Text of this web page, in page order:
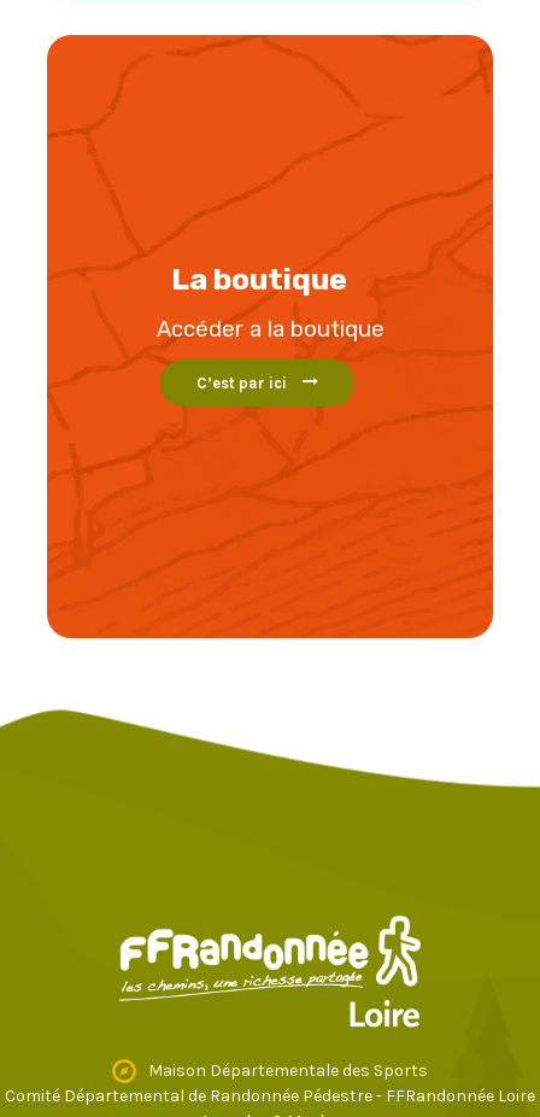
La boutique
Accéder a la boutique
C’est par ici
Maison Départementale des Sports
Comité Départemental de Randonnée Pédestre - FFRandonnée Loire